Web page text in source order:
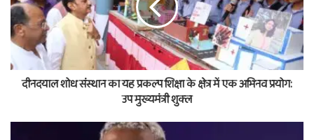
दीनदयाल शोध संस्थान का यह प्रकल्प शिक्षा के क्षेत्र में एक अभिनव प्रयोग:
उप मुख्यमंत्री शुक्ल